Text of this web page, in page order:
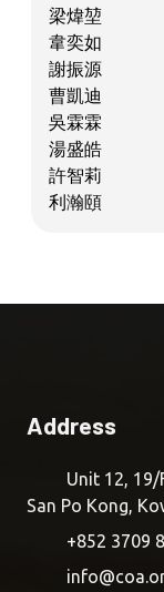
梁煒堃
韋奕如
謝振源
曹凱迪
吳霖霖
湯盛皓
許智莉
利瀚頤
Address
Unit 12, 19/
San Po Kong,
+852 3709